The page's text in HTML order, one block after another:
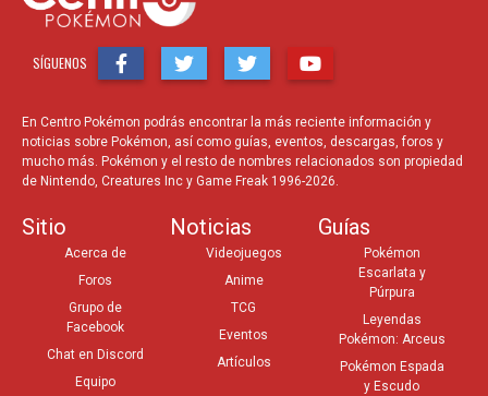
SÍGUENOS
En Centro Pokémon podrás encontrar la más reciente información y
noticias sobre Pokémon, así como guías, eventos, descargas, foros y
mucho más. Pokémon y el resto de nombres relacionados son propiedad
de Nintendo, Creatures Inc y Game Freak 1996-2026.
Sitio
Acerca de
Foros
Grupo de
Facebook
Chat en Discord
Equipo
Noticias
Videojuegos
Anime
TCG
Eventos
Artículos
Guías
Pokémon
Escarlata y
Púrpura
Leyendas
Pokémon: Arceus
Pokémon Espada
y Escudo